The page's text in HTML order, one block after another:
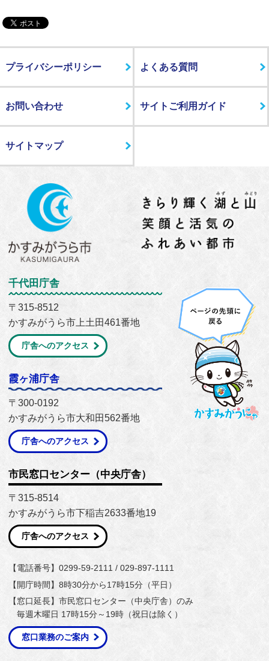
プライバシーポリシー よくある質問
お問い合わせ サイトご利用ガイド
サイトマップ
千代田庁舎
〒315-8512
かすみがうら市上土田461番地
庁舎へのアクセス
霞ヶ浦庁舎
〒300-0192
かすみがうら市大和田562番地
庁舎へのアクセス
市民窓口センター（中央庁舎）
〒315-8514
かすみがうら市下稲吉2633番地19
庁舎へのアクセス
【電話番号】0299-59-2111 / 029-897-1111
【開庁時間】8時30分から17時15分（平日）
【窓口延長】市民窓口センター（中央庁舎）のみ
毎週木曜日 17時15分～19時（祝日は除く）
窓口業務のご案内